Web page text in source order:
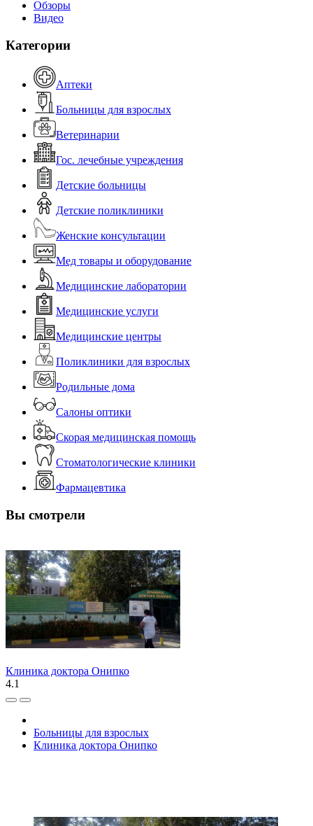
Обзоры
Видео
Категории
Аптеки
Больницы для взрослых
Ветеринарии
Гос. лечебные учреждения
Детские больницы
Детские поликлиники
Женские консультации
Мед товары и оборудование
Медицинские лаборатории
Медицинские услуги
Медицинские центры
Поликлиники для взрослых
Родильные дома
Салоны оптики
Скорая медицинская помощь
Стоматологические клиники
Фармацевтика
Вы смотрели
Клиника доктора Онипко
4.1
Больницы для взрослых
Клиника доктора Онипко